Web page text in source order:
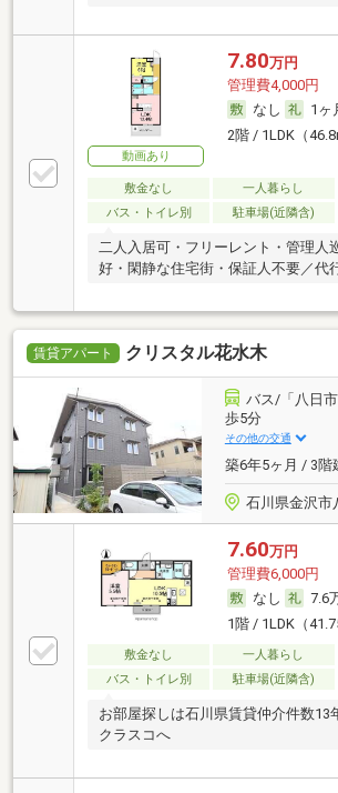
動画あり
7.80万円
管理費4,000円
なし
1ヶ
2階 / 1LDK（
敷金なし 一人暮らし
バス・トイレ別
駐車場(近隣含)
二人入居可・フリーレント・管理人
好・閑静な住宅街・保証人不要／代
賃貸アパート クリスタル花水木
バス/「八日
歩5分
その他の交通
築6年5ヶ月 / 3階
石川県金沢市
7.60万円
管理費6,000円
なし
7.6
1階 / 1LDK（
敷金なし 一人暮らし
バス・トイレ別
駐車場(近隣含)
お部屋探しは石川県賃貸仲介件数13
クラスコへ